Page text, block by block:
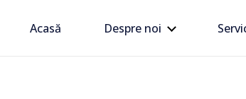
Acasă Despre noi